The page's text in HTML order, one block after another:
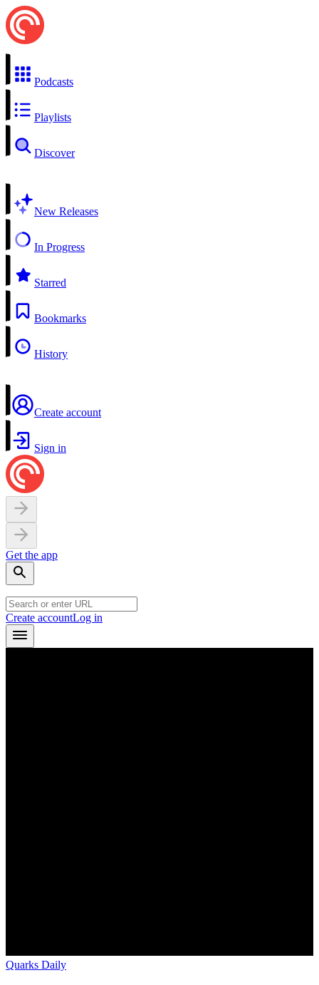
Podcasts
Playlists
Discover
New Releases
In Progress
Starred
Bookmarks
History
Create account
Sign in
Get the app
Create accountLog in
Quarks Daily